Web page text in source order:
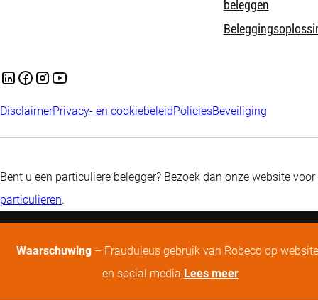
beleggen
DisclaimerPrivacy- en cookiebeleid PoliciesBeveiliging
Bent u een particuliere belegger? Bezoek dan onze website voor
particulieren.
Waarschuwing – Frauduleus gebruik van Robeco op
en social media Lees meer